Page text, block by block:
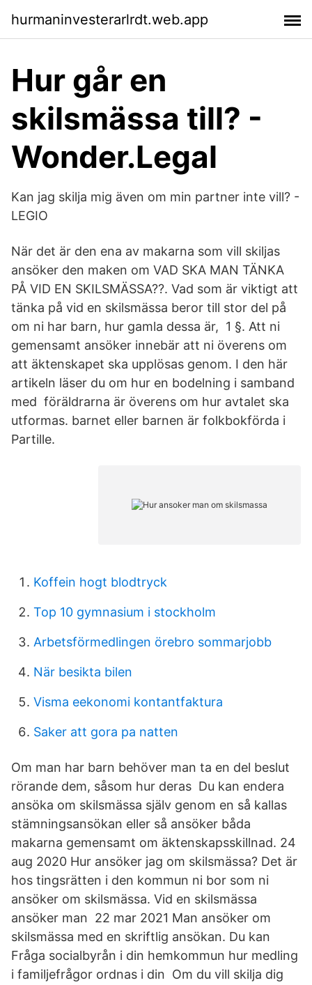
hurmaninvesterarlrdt.web.app
Hur går en
skilsmässa till? -
Wonder.Legal
Kan jag skilja mig även om min partner inte vill? -
LEGIO
När det är den ena av makarna som vill skiljas
ansöker den maken om VAD SKA MAN TÄNKA
PÅ VID EN SKILSMÄSSA??​. Vad som är viktigt att
tänka på vid en skilsmässa beror till stor del på
om ni har barn, hur gamla dessa är, 1 §. Att ni
gemensamt ansöker innebär att ni överens om
att äktenskapet ska upplösas genom. I den här
artikeln läser du om hur en bodelning i samband
med föräldrarna är överens om hur avtalet ska
utformas. barnet eller barnen är folkbokförda i
Partille.
Koffein hogt blodtryck
Top 10 gymnasium i stockholm
Arbetsförmedlingen örebro sommarjobb
När besikta bilen
Visma eekonomi kontantfaktura
Saker att gora pa natten
Om man har barn behöver man ta en del beslut
rörande dem, såsom hur deras Du kan endera
ansöka om skilsmässa själv genom en så kallas
stämningsansökan eller så ansöker båda
makarna gemensamt om äktenskapsskillnad. 24
aug 2020 Hur ansöker jag om skilsmässa? Det är
hos tingsrätten i den kommun ni bor som ni
ansöker om skilsmässa. Vid en skilsmässa
ansöker man 22 mar 2021 Man ansöker om
skilsmässa med en skriftlig ansökan. Du kan
Fråga socialbyrån i din hemkommun hur medling
i familjefrågor ordnas i din Om du vill skilja dig